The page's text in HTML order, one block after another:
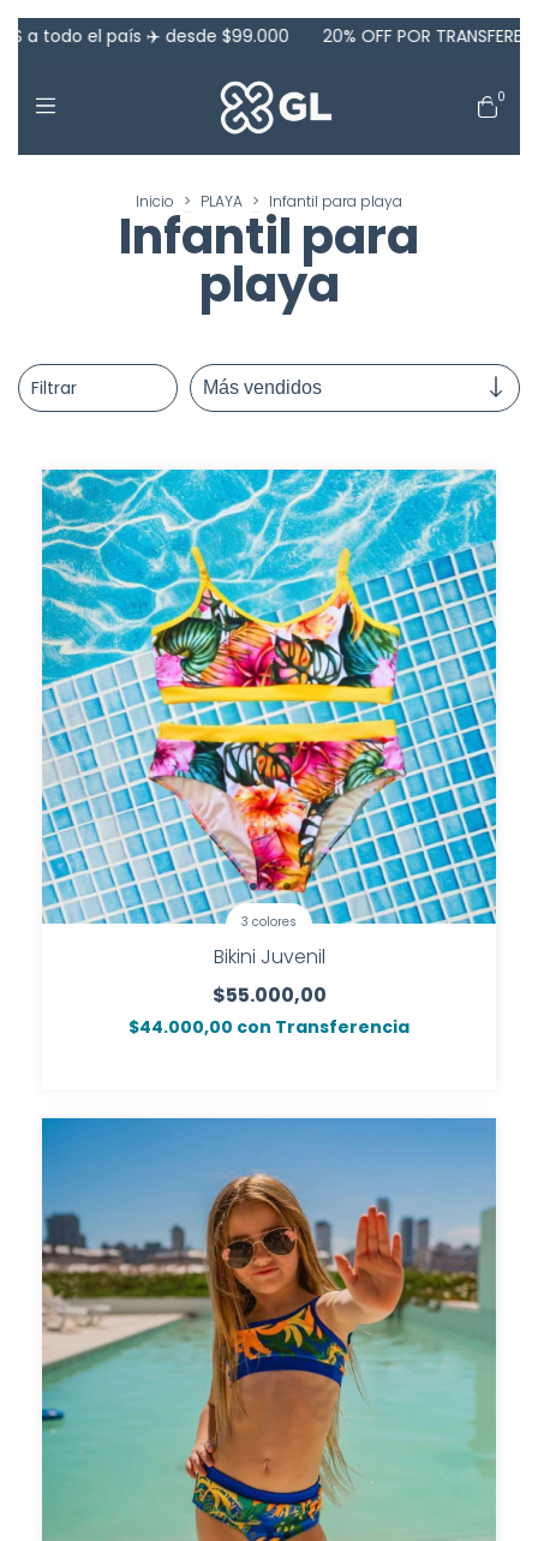
a todo el país ✈️ desde $99.000 20% OFF POR
0
Inicio > PLAYA > Infantil para playa
Infantil para
playa
Filtrar
3 colores
Bikini Juvenil
$55.000,00
$44.000,00 con Transferencia